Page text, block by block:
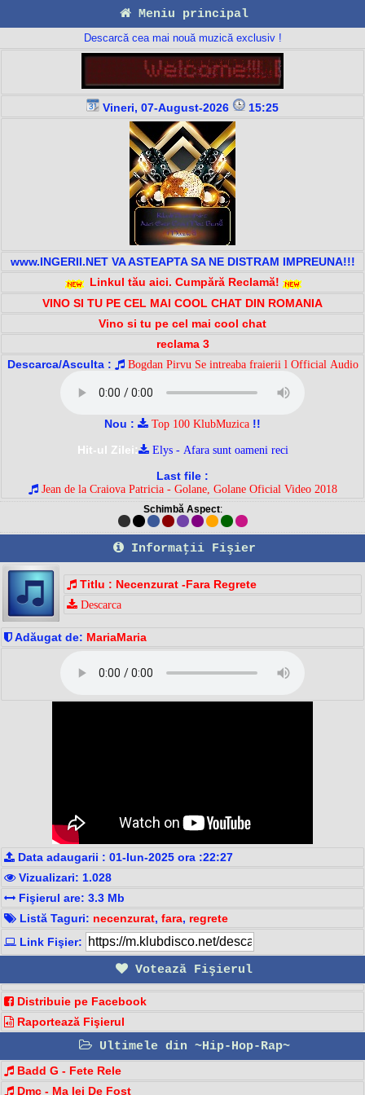
Meniu principal
Descarcă cea mai nouă muzică exclusiv !
Vineri, 07-August-2026 15:25
www.INGERII.NET VA ASTEAPTA SA NE DISTRAM IMPREUNA!!!
Linkul tău aici. Cumpără Reclamă!
VINO SI TU PE CEL MAI COOL CHAT DIN ROMANIA
Vino si tu pe cel mai cool chat
reclama 3
Descarca/Asculta :
Bogdan Pirvu Se intreaba fraierii l Official Audio
Nou : Top 100 KlubMuzica !!
Hit-ul Zilei:
Elys - Afara sunt oameni reci
Last file :
Jean de la Craiova Patricia - Golane, Golane Oficial Video 2018
Schimbă Aspect:
Informaţii Fişier
Titlu : Necenzurat -Fara Regrete
Descarca
Adăugat de: MariaMaria
Data adaugarii : 01-Iun-2025 ora :22:27
Vizualizari: 1.028
Fişierul are: 3.3 Mb
Listă Taguri: necenzurat, fara, regrete
Link Fişier:
Votează Fişierul
Distribuie pe Facebook
Raportează Fişierul
Ultimele din ~Hip-Hop-Rap~
Badd G - Fete Rele
Dmc - Ma Iei De Fost